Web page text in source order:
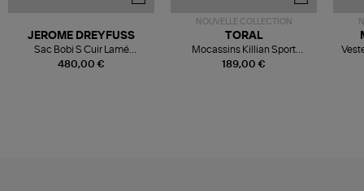
480,00 €
JEROME DREYFUSS
Sac Bobi S Cuir Lamé
Champagne
NOUVELLE COLLECTION
189,00 €
TORAL
Mocassins Killian Sport
Mousse